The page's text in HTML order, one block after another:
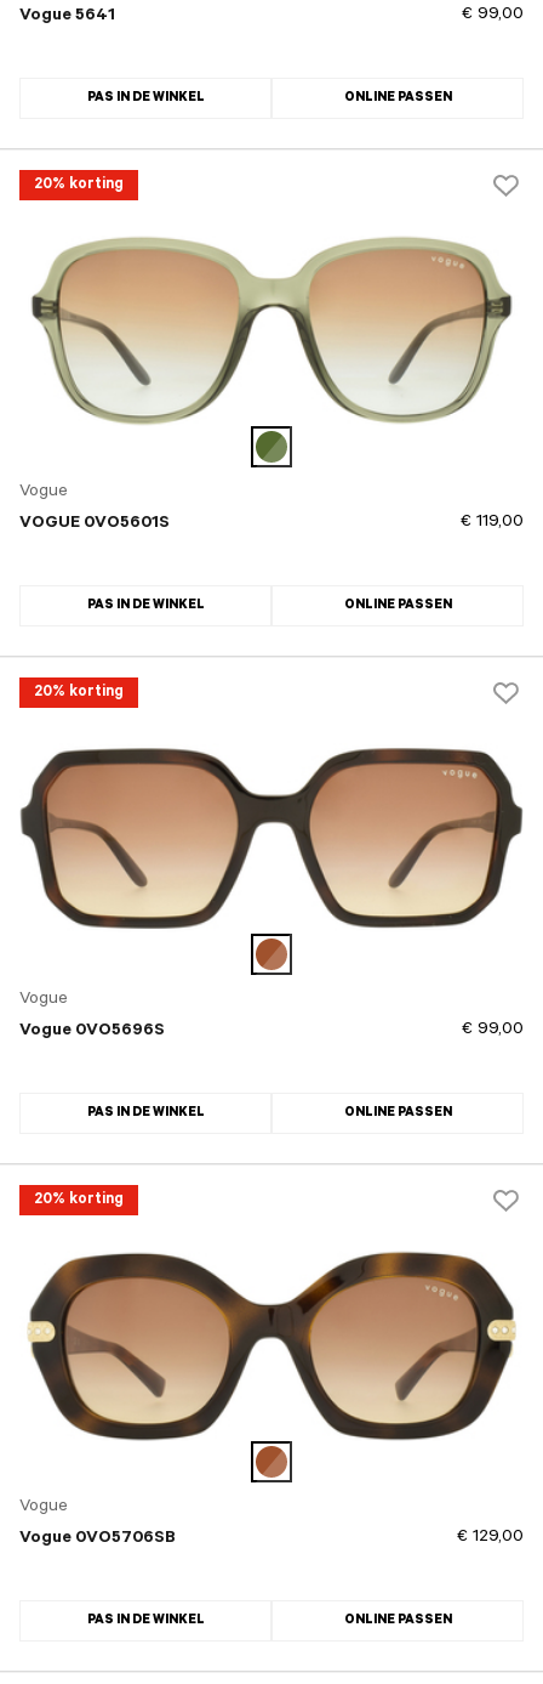
Vogue 5641 € 99,00
PAS IN DE WINKEL ONLINE PASSEN
20% korting
Vogue
VOGUE 0VO5601S
€ 119,00
PAS IN DE WINKEL ONLINE PASSEN
20% korting
Vogue
Vogue 0VO5696S
€ 99,00
PAS IN DE WINKEL ONLINE PASSEN
20% korting
Vogue
Vogue 0VO5706SB
€ 129,00
PAS IN DE WINKEL ONLINE PASSEN